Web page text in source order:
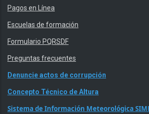
Pagos en Línea
Escuelas de formación
Formulario PQRSDF
Preguntas frecuentes
Denuncie actos de corrupción
Concepto Técnico de Altura
Sistema de Información Meteorológica